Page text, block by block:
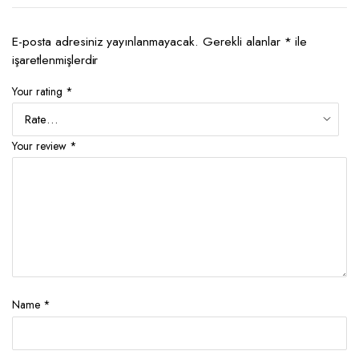
E-posta adresiniz yayınlanmayacak. Gerekli alanlar * ile
işaretlenmişlerdir
Your rating *
Your review *
Name *